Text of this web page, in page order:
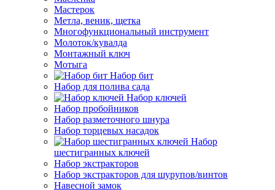
Мастерок
Метла, веник, щетка
Многофункциональный инструмент
Молоток/кувалда
Монтажный ключ
Мотыга
Набор бит
Набор для полива сада
Набор ключей
Набор пробойников
Набор разметочного шнура
Набор торцевых насадок
Набор
шестигранных ключей
Набор экстракторов
Набор экстракторов для шурупов/винтов
Навесной замок